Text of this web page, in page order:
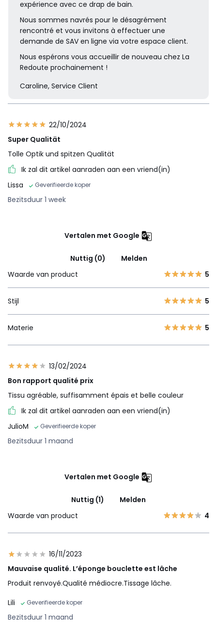
expérience avec ce drap de bain.
Nous sommes navrés pour le désagrément
rencontré et vous invitons à effectuer une
demande de SAV en ligne via votre espace client.
Nous espérons vous accueillir de nouveau chez La
Redoute prochainement !
Caroline, Service Client
22/10/2024
Super Qualität
Tolle Optik und spitzen Qualität
Ik zal dit artikel aanraden aan een vriend(in)
Lissa
Geverifieerde koper
Bezitsduur 1 week
Vertalen met Google
Nuttig (0)
Melden
Waarde van product
5
Stijl 5
Materie 5
13/02/2024
Bon rapport qualité prix
Tissu agréable, suffisamment épais et belle couleur
Ik zal dit artikel aanraden aan een vriend(in)
JulioM
Geverifieerde koper
Bezitsduur 1 maand
Vertalen met Google
Nuttig (1)
Melden
Waarde van product
4
16/11/2023
Mauvaise qualité. L’éponge bouclette est lâche
Produit renvoyé.Qualité médiocre.Tissage lâche.
Lili
Geverifieerde koper
Bezitsduur 1 maand